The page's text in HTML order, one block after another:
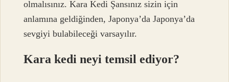
olmalısınız. Kara Kedi Şansınız sizin için
anlamına geldiğinden, Japonya’da Japonya’da
sevgiyi bulabileceği varsayılır.
Kara kedi neyi temsil ediyor?